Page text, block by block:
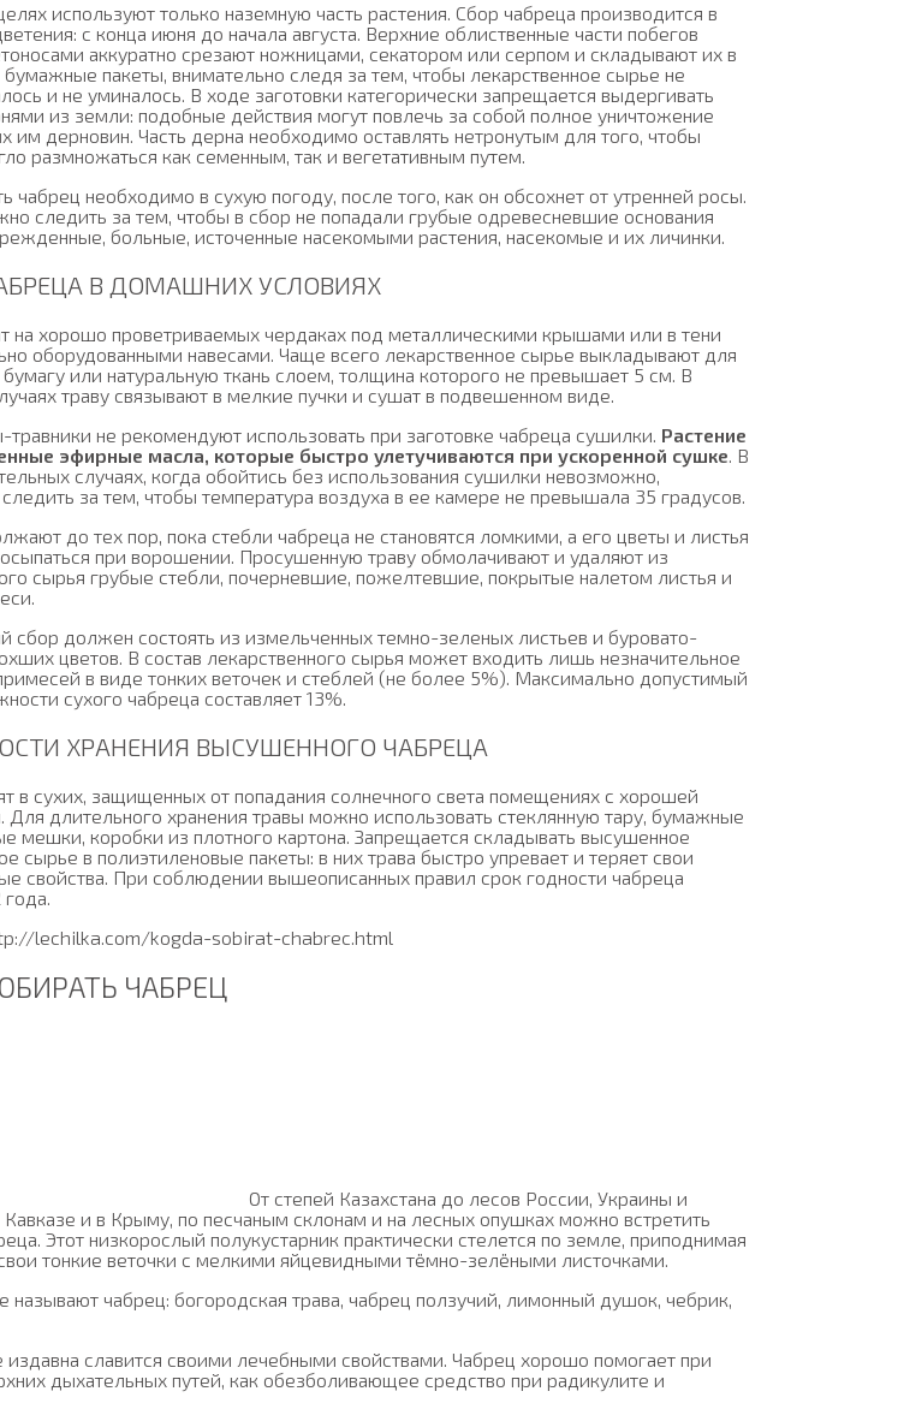
используют только наземную часть растения. Сбор чабреца производится в
с конца июня до начала августа. Верхние облиственные части побегов
аккуратно срезают ножницами, секатором или серпом и складывают их в
пакеты, внимательно следя за тем, чтобы лекарственное сырье не
и не уминалось. В ходе заготовки категорически запрещается выдергивать
из земли: подобные действия могут повлечь за собой полное уничтожение
им дерновин. Часть дерна необходимо оставлять нетронутым для того, чтобы
размножаться как семенным, так и вегетативным путем.
чабрец необходимо в сухую погоду, после того, как он обсохнет от утренней росы.
следить за тем, чтобы в сбор не попадали грубые одревесневшие основания
больные, источенные насекомыми растения, насекомые и их личинки.
В ДОМАШНИХ УСЛОВИЯХ
на хорошо проветриваемых чердаках под металлическими крышами или в тени
оборудованными навесами. Чаще всего лекарственное сырье выкладывают для
или натуральную ткань слоем, толщина которого не превышает 5 см. В
траву связывают в мелкие пучки и сушат в подвешенном виде.
травники не рекомендуют использовать при заготовке чабреца сушилки. Растение
эфирные масла, которые быстро улетучиваются при ускоренной сушке. В
случаях, когда обойтись без использования сушилки невозможно,
за тем, чтобы температура воздуха в ее камере не превышала 35 градусов.
до тех пор, пока стебли чабреца не становятся ломкими, а его цветы и листья
при ворошении. Просушенную траву обмолачивают и удаляют из
сырья грубые стебли, почерневшие, пожелтевшие, покрытые налетом листья и
сбор должен состоять из измельченных темно-зеленых листьев и буровато-
цветов. В состав лекарственного сырья может входить лишь незначительное
в виде тонких веточек и стеблей (не более 5%). Максимально допустимый
сухого чабреца составляет 13%.
ХРАНЕНИЯ ВЫСУШЕННОГО ЧАБРЕЦА
в сухих, защищенных от попадания солнечного света помещениях с хорошей
Для длительного хранения травы можно использовать стеклянную тару, бумажные
мешки, коробки из плотного картона. Запрещается складывать высушенное
сырье в полиэтиленовые пакеты: в них трава быстро упревает и теряет свои
свойства. При соблюдении вышеописанных правил срок годности чабреца
lechilka.com/kogda-sobirat-chabrec.html
ЧАБРЕЦ
От степей Казахстана до лесов России, Украины и
Кавказе и в Крыму, по песчаным склонам и на лесных опушках можно встретить
Этот низкорослый полукустарник практически стелется по земле, приподнимая
тонкие веточки с мелкими яйцевидными тёмно-зелёными листочками.
называют чабрец: богородская трава, чабрец ползучий, лимонный душок, чебрик,
издавна славится своими лечебными свойствами. Чабрец хорошо помогает при
дыхательных путей, как обезболивающее средство при радикулите и